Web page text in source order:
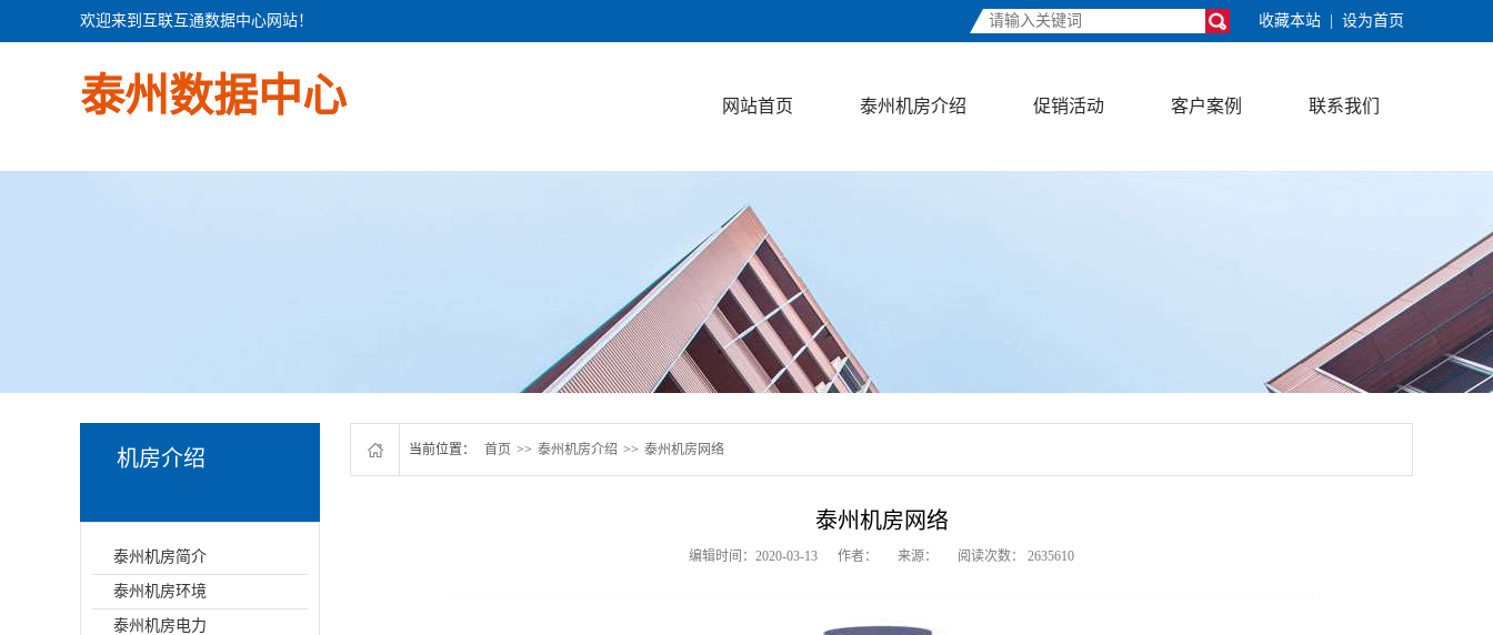
欢迎来到互联互通数据中心网站！ 收藏本站 设为首页
泰州数据中心 网站首页 泰州机房介绍 促销活动 客户案例 联系我们
机房介绍
泰州机房简介
泰州机房环境
泰州机房电力
当前位置： 首页 >> 泰州机房介绍 >> 泰州机房网络
泰州机房网络
编辑时间：2020-03-13 作者： 来源： 阅读次数： 2635610